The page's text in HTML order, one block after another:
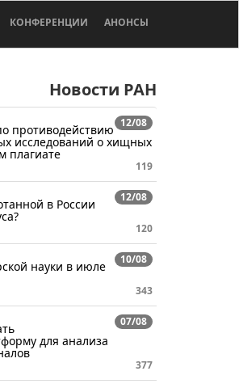
КОНФЕРЕНЦИИ АНОНСЫ
Новости РАН
12/08
противодействию
исследований о хищных
плагиате
119
12/08
в России
120
10/08
науки в июле
343
07/08
для анализа
377